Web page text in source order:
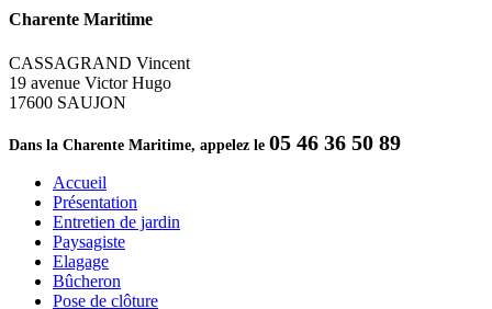
Charente Maritime
CASSAGRAND Vincent
19 avenue Victor Hugo
17600 SAUJON
Dans la Charente Maritime, appelez le 05 46 36 50 89
Accueil
Présentation
Entretien de jardin
Paysagiste
Elagage
Bûcheron
Pose de clôture